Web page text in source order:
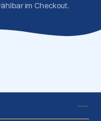
im Checkout.